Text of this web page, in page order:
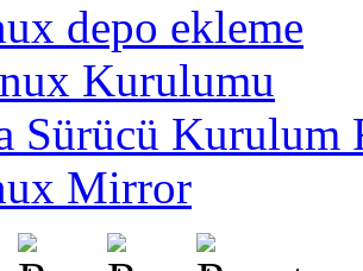
depo ekleme
Kurulumu
Sürücü Kurulum
Mirror